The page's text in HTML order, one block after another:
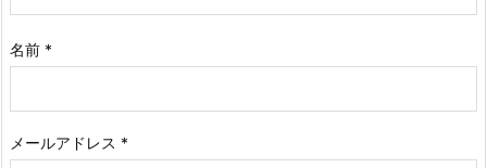
名前 *
メールアドレス *